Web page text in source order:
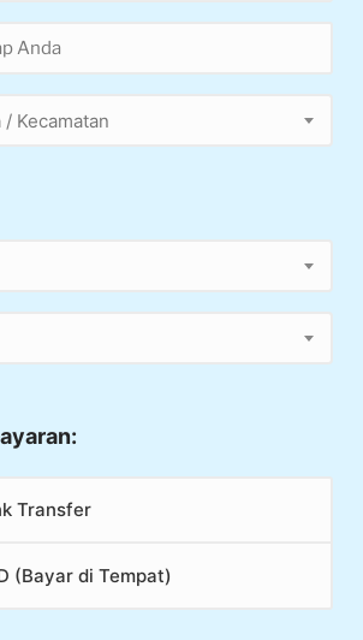
Kecamatan
Transfer
(Bayar di Tempat)